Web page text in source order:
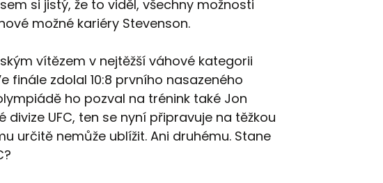
si jistý, že to viděl, všechny možnosti
možné kariéry Stevenson.
vítězem v nejtěžší váhové kategorii
finále zdolal 10:8 prvního nasazeného
ho pozval na trénink také Jon
UFC, ten se nyní připravuje na těžkou
určitě nemůže ublížit. Ani druhému. Stane